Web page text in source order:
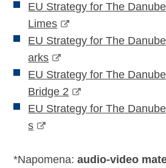
EU Strategy for The
Limes
EU Strategy for The
arks
EU Strategy for The
Bridge 2
EU Strategy for The
s
*Napomena:audio-video